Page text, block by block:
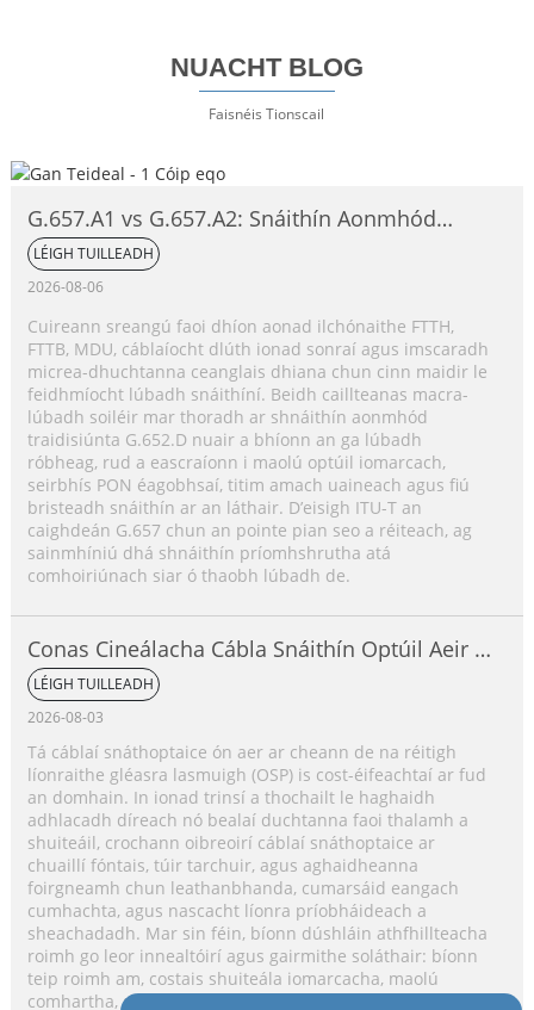
NUACHT BLOG
Faisnéis Tionscail
G.657.A1 vs G.657.A2: Snáithín Aonmhód
Neamh-íogair ó thaobh Lúbadh de,
Comparáid Iomlán
LÉIGH TUILLEADH
2026-08-06
Cuireann sreangú faoi dhíon aonad ilchónaithe FTTH,
FTTB, MDU, cáblaíocht dlúth ionad sonraí agus imscaradh
micrea-dhuchtanna ceanglais dhiana chun cinn maidir le
feidhmíocht lúbadh snáithíní. Beidh caillteanas macra-
lúbadh soiléir mar thoradh ar shnáithín aonmhód
traidisiúnta G.652.D nuair a bhíonn an ga lúbadh
róbheag, rud a eascraíonn i maolú optúil iomarcach,
seirbhís PON éagobhsaí, titim amach uaineach agus fiú
bristeadh snáithín ar an láthair. D’eisigh ITU-T an
caighdeán G.657 chun an pointe pian seo a réiteach, ag
sainmhíniú dhá shnáithín príomhshrutha atá
comhoiriúnach siar ó thaobh lúbadh de.
Conas Cineálacha Cábla Snáithín Optúil Aeir a
Roghnú?
LÉIGH TUILLEADH
2026-08-03
Tá cáblaí snáthoptaice ón aer ar cheann de na réitigh
líonraithe gléasra lasmuigh (OSP) is cost-éifeachtaí ar fud
an domhain. In ionad trinsí a thochailt le haghaidh
adhlacadh díreach nó bealaí duchtanna faoi thalamh a
shuiteáil, crochann oibreoirí cáblaí snáthoptaice ar
chuaillí fóntais, túir tarchuir, agus aghaidheanna
foirgneamh chun leathanbhanda, cumarsáid eangach
cumhachta, agus nascacht líonra príobháideach a
sheachadadh. Mar sin féin, bíonn dúshláin athfhillteacha
roimh go leor innealtóirí agus gairmithe soláthair: bíonn
teip roimh am, costais shuiteála iomarcacha, maolú
comhartha, guaiseacha sábháilteachta in aice le línte